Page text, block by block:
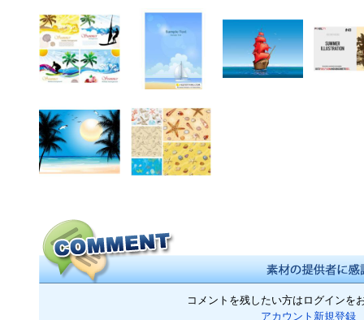
コメントを残したい方はログインを
アカウント新規登録